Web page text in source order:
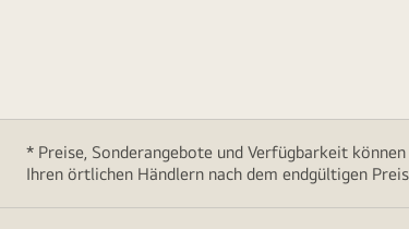
* Preise, Sonderangebote und Verfügbarkeit
Ihren örtlichen Händlern nach dem endgültigen